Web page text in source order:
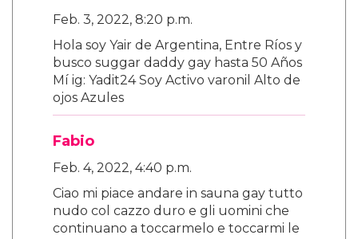
Feb. 3, 2022, 8:20 p.m.
Hola soy Yair de Argentina, Entre Ríos y
busco suggar daddy gay hasta 50 Años
Mí ig: Yadit24 Soy Activo varonil Alto de
ojos Azules
Fabio
Feb. 4, 2022, 4:40 p.m.
Ciao mi piace andare in sauna gay tutto
nudo col cazzo duro e gli uomini che
continuano a toccarmelo e toccarmi le